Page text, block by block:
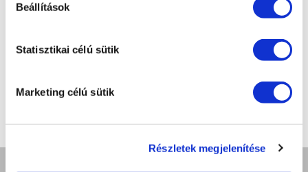
Beállítások
Statisztikai célú sütik
Marketing célú sütik
Részletek megjelenítése
Zepter Trend (2)